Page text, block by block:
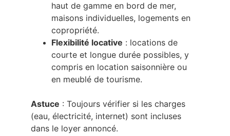
haut de gamme en bord de mer,
maisons individuelles, logements en
copropriété.
Flexibilité locative : locations de
courte et longue durée possibles, y
compris en location saisonnière ou
en meublé de tourisme.
Astuce : Toujours vérifier si les charges
(eau, électricité, internet) sont incluses
dans le loyer annoncé.